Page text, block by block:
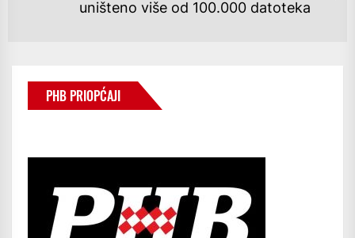
uništeno više od 100.000 datoteka
PHB PRIOPĆAJI